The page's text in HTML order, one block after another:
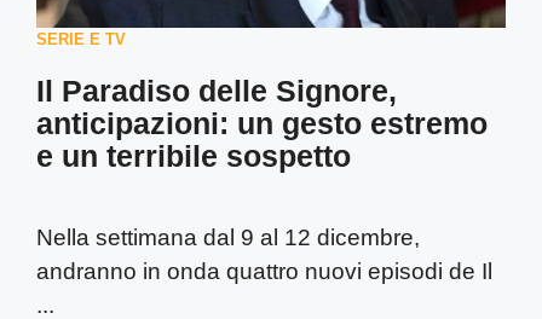
SERIE E TV
Il Paradiso delle Signore,
anticipazioni: un gesto estremo
e un terribile sospetto
Nella settimana dal 9 al 12 dicembre,
andranno in onda quattro nuovi episodi de Il
...